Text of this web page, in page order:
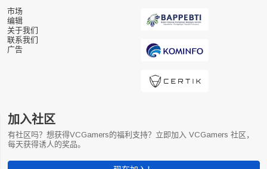
市场
编辑
关于我们
联系我们
广告
加入社区
有社区吗？想获得VCGamers的福利支持？立即加入 VCGamers 社区，
每天获得诱人的奖品。